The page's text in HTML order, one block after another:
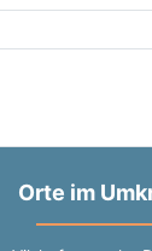
Orte im